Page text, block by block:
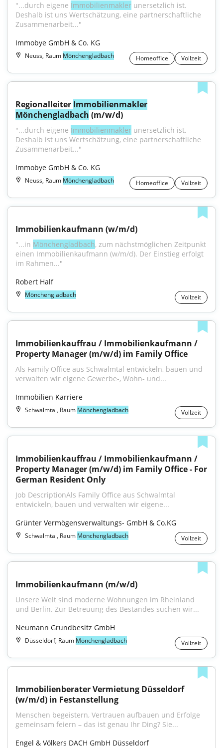
"...durch eigene Immobilienmakler unersetzlich ist.
Deshalb ist uns Wertschätzung, eine partnerschaftliche
Zusammenarbeit..."
Immobye GmbH & Co. KG
Neuss, Raum Mönchengladbach Homeoffice Vollzeit
Regionalleiter Immobilienmakler
Mönchengladbach (m/w/d)
"...durch eigene Immobilienmakler unersetzlich ist.
Deshalb ist uns Wertschätzung, eine partnerschaftliche
Zusammenarbeit..."
Immobye GmbH & Co. KG
Neuss, Raum Mönchengladbach Homeoffice Vollzeit
Immobilienkaufmann (w/m/d)
"...in Mönchengladbach, zum nächstmöglichen Zeitpunkt
einen Immobilienkaufmann (w/m/d). Der Einstieg erfolgt
im Rahmen..."
Robert Half
Mönchengladbach Vollzeit
Immobilienkauffrau / Immobilienkaufmann /
Property Manager (m/w/d) im Family Office
Als Family Office aus Schwalmtal entwickeln, bauen und
verwalten wir eigene Gewerbe-, Wohn- und...
Immobilien Karriere
Schwalmtal, Raum Mönchengladbach Vollzeit
Immobilienkauffrau / Immobilienkaufmann /
Property Manager (m/w/d) im Family Office - For
German Resident Only
Job DescriptionAls Family Office aus Schwalmtal
entwickeln, bauen und verwalten wir eigene...
Grünter Vermögensverwaltungs- GmbH & Co.KG
Schwalmtal, Raum Mönchengladbach Vollzeit
Immobilienkaufmann (m/w/d)
Unsere Welt sind moderne Wohnungen im Rheinland
und Berlin. Zur Betreuung des Bestandes suchen wir...
Neumann Grundbesitz GmbH
Düsseldorf, Raum Mönchengladbach Vollzeit
Immobilienberater Vermietung Düsseldorf
(w/m/d) in Festanstellung
Menschen begeistern, Vertrauen aufbauen und Erfolge
gemeinsam feiern – das ist genau Ihr Ding? Sie...
Engel & Völkers DACH GmbH Düsseldorf